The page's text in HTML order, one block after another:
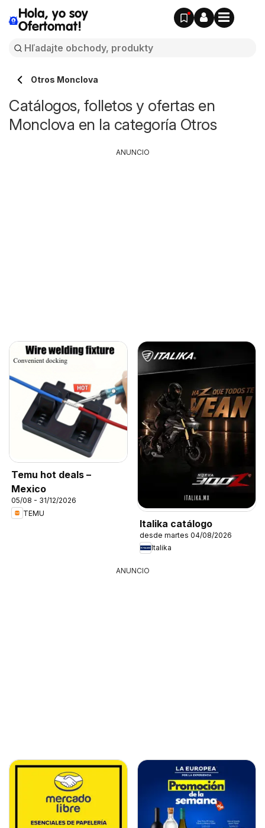
Hola, yo soy
Ofertomat!
Otros Monclova
Catálogos, folletos y ofertas en
Monclova en la categoría Otros
Temu hot deals –
Mexico
05/08 - 31/12/2026
TEMU
Italika catálogo
desde martes 04/08/2026
Italika
ANUNCIO
ANUNCIO